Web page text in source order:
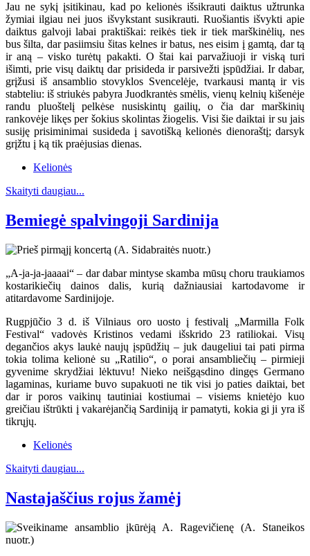
Jau ne sykį įsitikinau, kad po kelionės išsikrauti daiktus užtrunka
žymiai ilgiau nei juos išvykstant susikrauti. Ruošiantis išvykti apie
daiktus galvoji labai praktiškai: reikės tiek ir tiek marškinėlių, nes
bus šilta, dar pasiimsiu šitas kelnes ir batus, nes eisim į gamtą, dar tą
ir aną – visko turėtų pakakti. O štai kai parvažiuoji ir viską turi
išimti, prie visų daiktų dar prisideda ir parsivežti įspūdžiai. Ir dabar,
grįžusi iš ansamblio stovyklos Svencelėje, tvarkausi mantą ir vis
stabteliu: iš striukės pabyra Juodkrantės smėlis, vienų kelnių kišenėje
randu pluoštelį pelkėse nusiskintų gailių, o čia dar marškinių
rankovėje likęs per šokius skolintas žiogelis. Visi šie daiktai ir su jais
susiję prisiminimai susideda į savotišką kelionės dienoraštį; darsyk
grįžtu į ką tik praėjusias dienas.
Kelionės
Skaityti daugiau...
Bemiegė spalvingoji Sardinija
„A-ja-ja-jaaaai“ – dar dabar mintyse skamba mūsų choru traukiamos
kostarikiečių dainos dalis, kurią dažniausiai kartodavome ir
atitardavome Sardinijoje.
Rugpjūčio 3 d. iš Vilniaus oro uosto į festivalį „Marmilla Folk
Festival“ vadovės Kristinos vedami išskrido 23 ratiliokai. Visų
degančios akys laukė naujų įspūdžių – juk daugeliui tai pati pirma
tokia tolima kelionė su „Ratilio“, o porai ansambliečių – pirmieji
gyvenime skrydžiai lėktuvu! Nieko neišgąsdino dingęs Germano
lagaminas, kuriame buvo supakuoti ne tik visi jo paties daiktai, bet
dar ir poros vaikinų tautiniai kostiumai – visiems knietėjo kuo
greičiau ištrūkti į vakarėjančią Sardiniją ir pamatyti, kokia gi ji yra iš
tikrųjų.
Kelionės
Skaityti daugiau...
Nastajaščius rojus žamėj